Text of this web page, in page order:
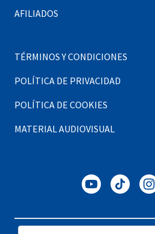
AFILIADOS
TÉRMINOS Y CONDICIONES
POLÍTICA DE PRIVACIDAD
POLÍTICA DE COOKIES
MATERIAL AUDIOVISUAL